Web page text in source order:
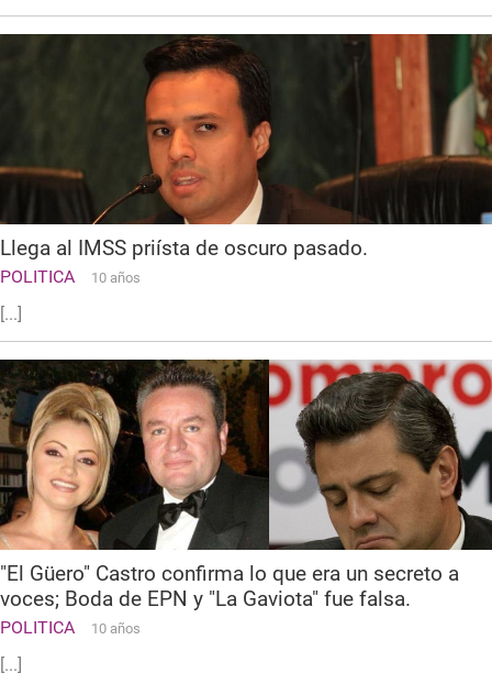
Llega al IMSS priísta de oscuro pasado.
POLITICA 10 años
[...]
"El Güero" Castro confirma lo que era un secreto a
voces; Boda de EPN y "La Gaviota" fue falsa.
POLITICA 10 años
[...]